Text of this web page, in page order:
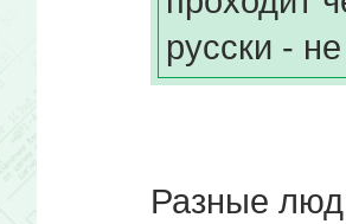
русски -
Разные